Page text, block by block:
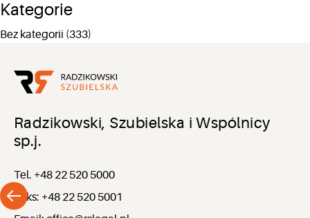
Kategorie
Bez kategorii (333)
Radzikowski, Szubielska i Wspólnicy
sp.j.
Tel. +48 22 520 5000
Faks: +48 22 520 5001